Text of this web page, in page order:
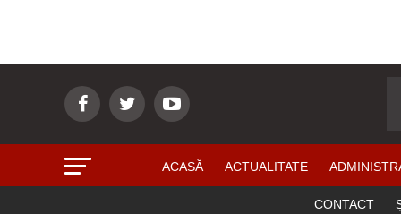
ACASĂ ACTUALITATE
CONTACT